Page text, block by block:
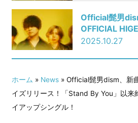
Official髭男
OFFICIAL
STADIUM
2025.10.27
ホーム » News» Official髭男dism、新
イズリリース！「Stand By You」以来
イアップシングル！